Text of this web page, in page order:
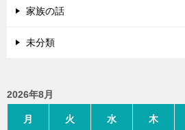
家族の話
未分類
2026年8月
月 火 水 木